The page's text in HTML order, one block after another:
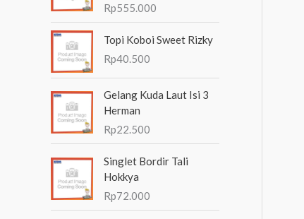
Rp555.000
Topi Koboi Sweet Rizky
Rp40.500
Gelang Kuda Laut Isi 3
Herman
Rp22.500
Singlet Bordir Tali
Hokkya
Rp72.000